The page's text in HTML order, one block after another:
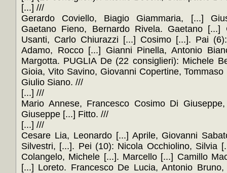
[...] ///
Gerardo Coviello, Biagio Giammaria, [...]
Gaetano Fieno, Bernardo Rivela. Gaetano [...]
Usanti, Carlo Chiurazzi [...] Cosimo [...]. Pai
Adamo, Rocco [...] Gianni Pinella, Antonio
Margotta. PUGLIA De (22 consiglieri): Michele
Gioia, Vito Savino, Giovanni Copertine,
Giulio Siano. ///
[...] ///
Mario Annese, Francesco Cosimo Di
Giuseppe [...] Fitto. ///
[...] ///
Cesare Lia, Leonardo [...] Aprile, Giovanni
Silvestri, [...]. Pei (10): Nicola Occhiolino, Silvia
Colangelo, Michele [...]. Marcello [...] Camillo
[...] Loreto. Francesco De Lucia, Antonio